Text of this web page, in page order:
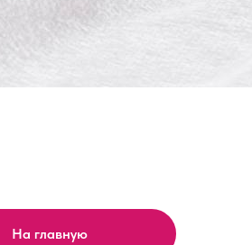
На главную